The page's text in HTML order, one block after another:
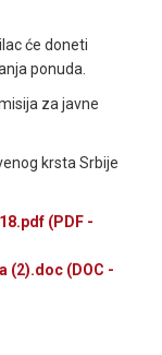
će doneti
ponuda.
(PDF -
(2).doc (DOC -